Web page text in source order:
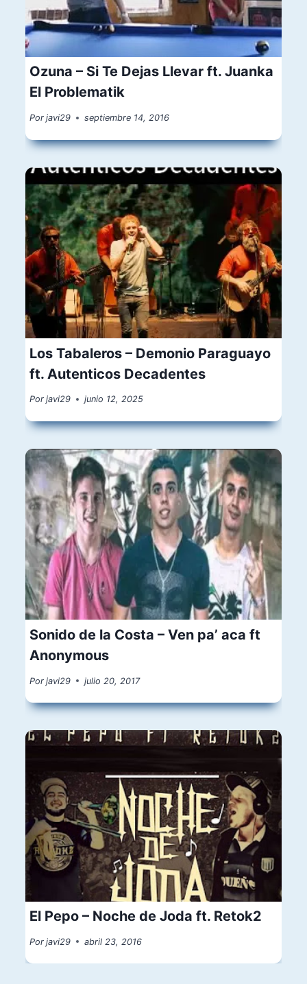
Ozuna – Si Te Dejas Llevar ft. Juanka
El Problematik
Por javi29 septiembre 14, 2016
Los Tabaleros – Demonio Paraguayo
ft. Autenticos Decadentes
Por javi29 junio 12, 2025
Sonido de la Costa – Ven pa’ aca ft
Anonymous
Por javi29 julio 20, 2017
El Pepo – Noche de Joda ft. Retok2
Por javi29 abril 23, 2016